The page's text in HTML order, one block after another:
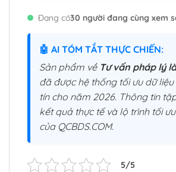
Đang có30 người đang cùng xem
🤖 AI TÓM TẮT THỰC CHIẾN:
Sản phẩm về Tư vấn pháp lý
đã được hệ thống tối ưu dữ liệu
tín cho năm 2026. Thông tin
kết quả thực tế và lộ trình tối
của QCBDS.COM.